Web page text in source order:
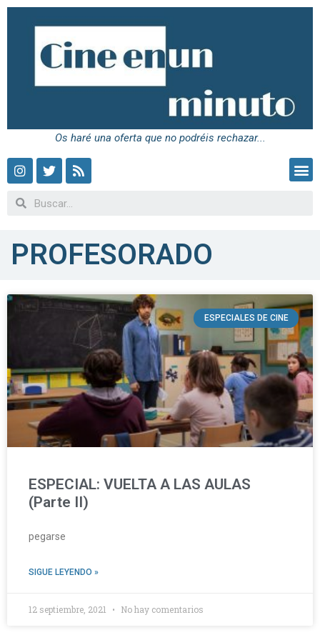
Os haré una oferta que no podréis rechazar...
PROFESORADO
ESPECIALES DE CINE
ESPECIAL: VUELTA A LAS AULAS
(Parte II)
pegarse
SIGUE LEYENDO »
12 septiembre, 2021 No hay comentarios